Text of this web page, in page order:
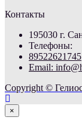
Контакты
195030 г.
Телефоны:
89522621745
Email:
Copyright ©
×